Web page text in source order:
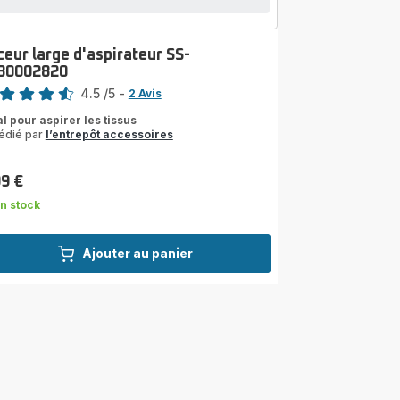
Ajouter au panier
large d'aspirateur SS-
4.5 /5 - 2 Avis
pour aspirer les tissus
par l’entrepôt accessoires
€
stock